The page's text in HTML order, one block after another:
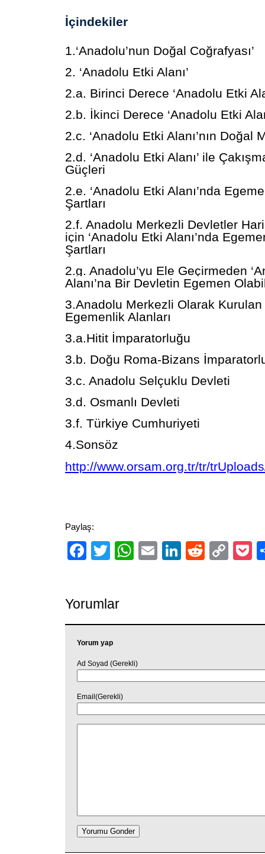
İçindekiler
1.‘Anadolu’nun Doğal Coğrafyası’
2. ‘Anadolu Etki Alanı’
2.a. Birinci Derece ‘Anadolu Etki
2.b. İkinci Derece ‘Anadolu Etki
2.c. ‘Anadolu Etki Alanı’nın Doğal
2.d. ‘Anadolu Etki Alanı’ ile
Güçleri
2.e. ‘Anadolu Etki Alanı’nda
Şartları
2.f. Anadolu Merkezli Devletler
için ‘Anadolu Etki Alanı’nda
Şartları
2.g. Anadolu’yu Ele Geçirmeden
Alanı’na Bir Devletin Egemen
3.Anadolu Merkezli Olarak
Egemenlik Alanları
3.a.Hitit İmparatorluğu
3.b. Doğu Roma-Bizans
3.c. Anadolu Selçuklu Devleti
3.d. Osmanlı Devleti
3.f. Türkiye Cumhuriyeti
4.Sonsöz
http://www.orsam.org.tr/tr/
Paylaş:
Facebook
TwitterWhatsApp
EmailLinkedIn
Reddit
Yorumlar
Yorum yap
Ad Soyad (Gerekli)
Email(Gerekli)